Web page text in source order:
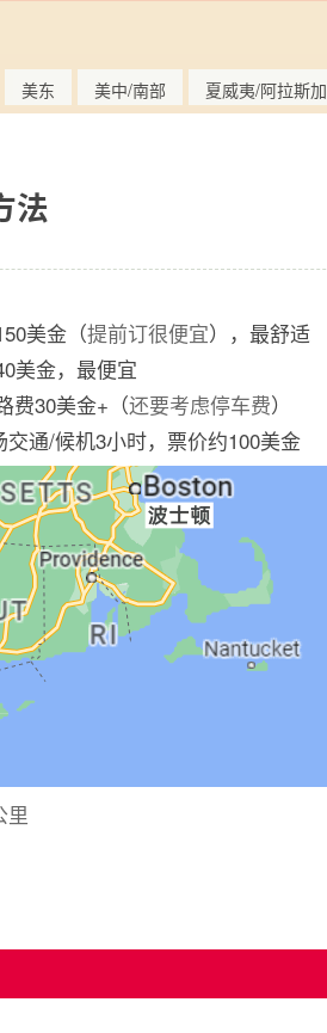
美东 美中/南部 夏威夷/阿拉斯加
法
美金（提前订很便宜），最舒适
美金，最便宜
费30美金+（还要考虑停车费）
通/候机3小时，票价约100美金
里